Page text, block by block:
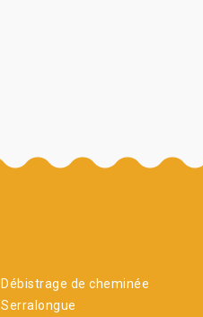
Débistrage de cheminée
Serralongue